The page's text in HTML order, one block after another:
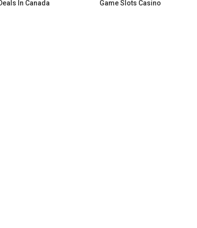
In Canada Game Slots Casino